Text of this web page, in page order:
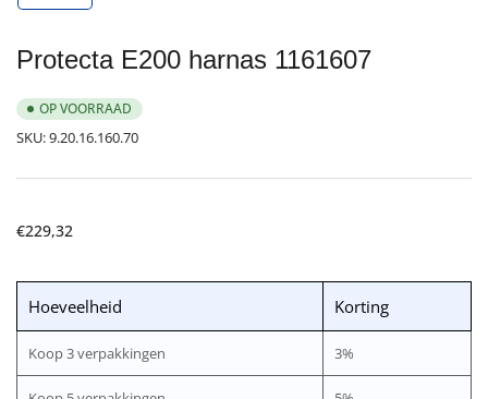
galerijweergave
Protecta E200 harnas 1161607
OP VOORRAAD
SKU:9.20.16.160.70
Normale
€229,32
Hoeveelheid Korting
Koop 3 verpakkingen 3%